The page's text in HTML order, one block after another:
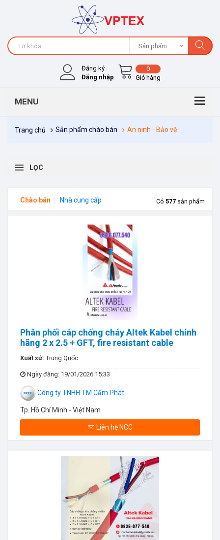
Sản phẩm
Đăng ký
Đăng nhập
0
Giỏ hàng
Trang chủ Sản phẩm chào bán An ninh - Bảo vệ
LỌC
Chào bán Nhà cung cấp Có 577 sản phẩm
Phân phối cáp chống cháy Altek Kabel chính
hãng 2 x 2.5 + GFT, fire resistant cable
Xuất xứ:Trung Quốc
Ngày đăng: 19/01/2026 15:33
Công ty TNHH TM Cẩm Phát
Tp. Hồ Chí Minh - Việt Nam
Liên hệ NCC